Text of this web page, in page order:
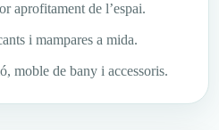
aprofitament de l’espai.
i mampares a mida.
moble de bany i accessoris.